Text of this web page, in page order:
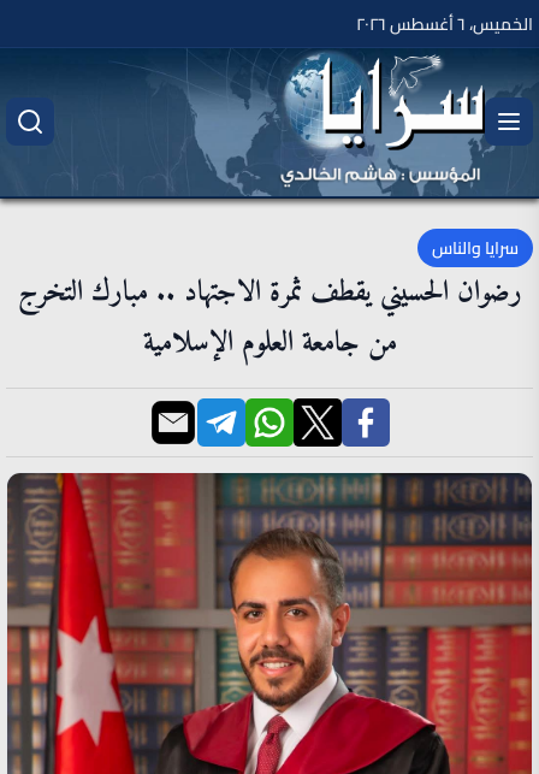
الخميس، ٦ أغسطس ٢٠٢٦
سرايا والناس
رضوان الحسيني يقطف ثمرة الاجتهاد .. مبارك التخرج
من جامعة العلوم الإسلامية